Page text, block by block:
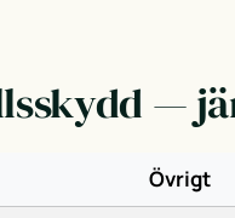
—
Övrigt